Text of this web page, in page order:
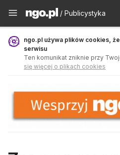
Publicystyka -
/ Publicystyka
ngo.pl używa plików cookies,
serwisu
Ten komunikat zniknie przy
się więcej o plikach cookies